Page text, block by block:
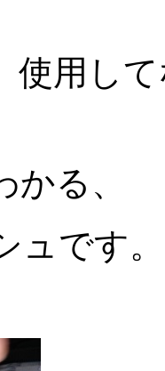
使用し
る、
ュです。